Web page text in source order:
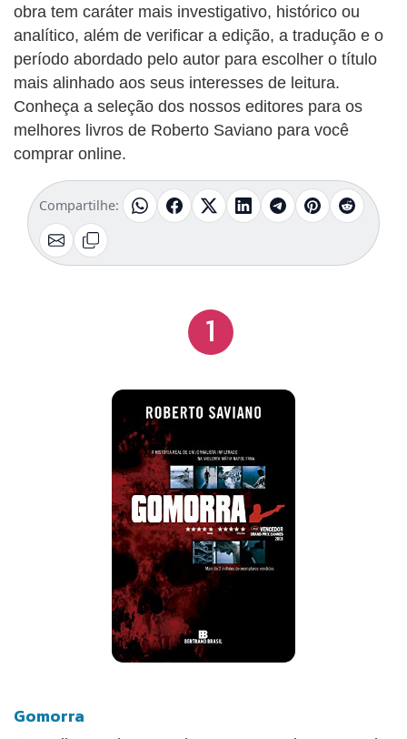
obra tem caráter mais investigativo, histórico ou
analítico, além de verificar a edição, a tradução e o
período abordado pelo autor para escolher o título
mais alinhado aos seus interesses de leitura.
Conheça a seleção dos nossos editores para os
melhores livros de Roberto Saviano para você
comprar online.
Compartilhe:
1
Gomorra